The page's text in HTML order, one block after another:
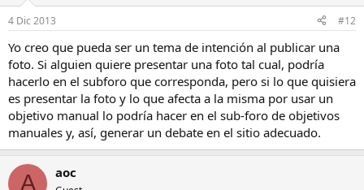
4 Dic 2013 #12
Yo creo que pueda ser un tema de intención al publicar una
foto. Si alguien quiere presentar una foto tal cual, podría
hacerlo en el subforo que corresponda, pero si lo que quisiera
es presentar la foto y lo que afecta a la misma por usar un
objetivo manual lo podría hacer en el sub-foro de objetivos
manuales y, así, generar un debate en el sitio adecuado.
A aoc